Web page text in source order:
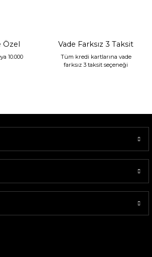
Takımı Çift Kişili...
Özel
10.000
Vade Farksız 3 Taksit
Tüm kredi kartlarına vade
farksız 3 taksit seçeneği